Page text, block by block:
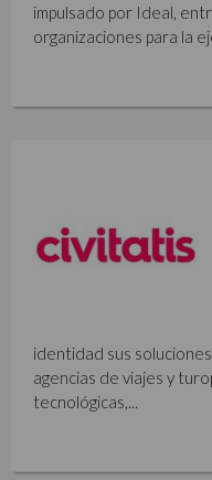
impulsado por Ideal,
organizaciones para la
identidad sus
agencias de viajes y
tecnológicas,...